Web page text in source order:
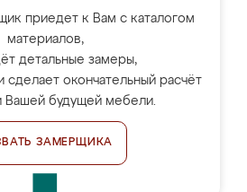
приедет к Вам с каталогом
материалов,
детальные замеры,
сделает окончательный расчёт
Вашей будущей мебели.
ЗАМЕРЩИКА